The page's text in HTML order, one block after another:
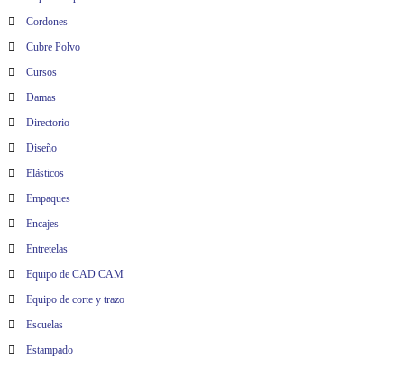
Cordones
Cubre Polvo
Cursos
Damas
Directorio
Diseño
Elásticos
Empaques
Encajes
Entretelas
Equipo de CAD CAM
Equipo de corte y trazo
Escuelas
Estampado